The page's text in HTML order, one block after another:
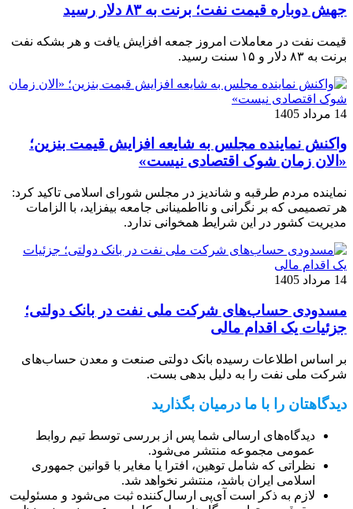
جهش دوباره قیمت نفت؛ برنت به ۸۳ دلار رسید
قیمت نفت در معاملات امروز جمعه افزایش یافت و هر بشکه نفت
برنت به ۸۳ دلار و ۱۵ سنت رسید.
14 مرداد 1405
واکنش نماینده مجلس به شایعه افزایش قیمت بنزین؛
«الان زمان شوک اقتصادی نیست»
نماینده مردم طرقبه و شاندیز در مجلس شورای اسلامی تاکید کرد:
هر تصمیمی که بر نگرانی و نااطمینانی جامعه بیفزاید، با الزامات
مدیریت کشور در این شرایط همخوانی ندارد.
14 مرداد 1405
مسدودی حساب‌های شرکت ملی نفت در بانک دولتی؛
جزئیات یک اقدام مالی
بر اساس اطلاعات رسیده بانک دولتی صنعت و معدن حساب‌های
شرکت ملی نفت را به دلیل بدهی بست.
دیدگاهتان را با ما درمیان بگذارید
دیدگاه‌های ارسالی شما پس از بررسی توسط تیم روابط
عمومی مجموعه منتشر می‌شود.
نظراتی که شامل توهین، افترا یا مغایر با قوانین جمهوری
اسلامی ایران باشد، منتشر نخواهد شد.
لازم به ذکر است آی‌پی ارسال‌کننده ثبت می‌شود و مسئولیت